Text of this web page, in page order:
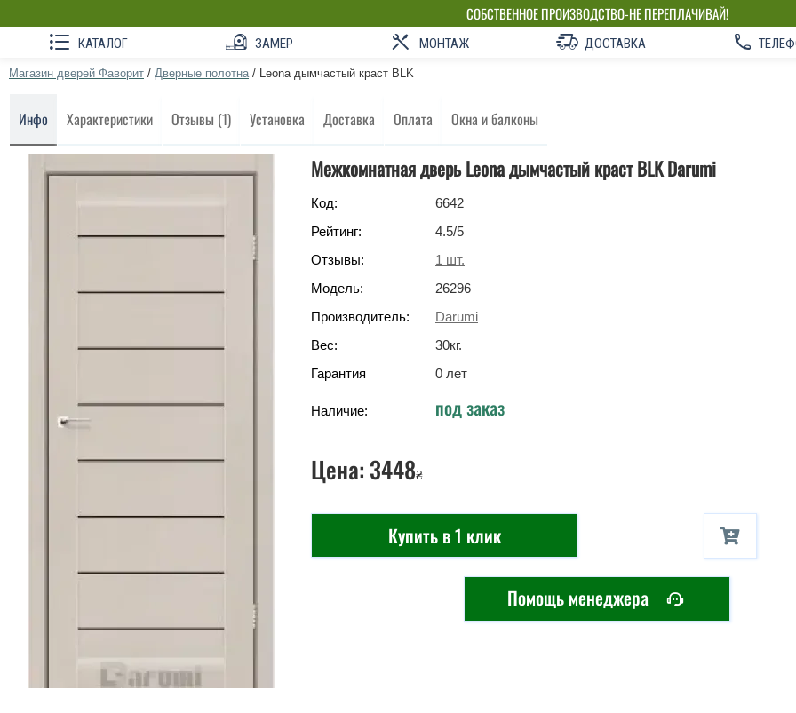
СОБСТВЕННОЕ ПРОИЗВОДСТВО-НЕ ПЕРЕПЛАЧИВАЙ!
КАТАЛОГ ЗАМЕР МОНТАЖ ДОСТАВКА
Магазин дверей Фаворит / Дверные полотна / Leona дымчастый краст BLK
Инфо Характеристики Отзывы (1) Установка Доставка Оплата Окна и балконы
Межкомнатная дверь Leona дымчастый краст BLK Darumi
Код:
6642
Рейтинг:
4.5/5
Отзывы:
1 шт.
Модель:
26296
Производитель:
Darumi
Вес:
30кг.
Гарантия
0 лет
Наличие: под заказ
Цена: 3448₴
Купить в 1 клик
Помощь менеджера